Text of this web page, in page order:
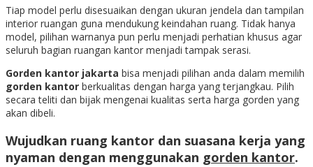
Tiap model perlu disesuaikan dengan ukuran jendela dan tampilan
interior ruangan guna mendukung keindahan ruang. Tidak hanya
model, pilihan warnanya pun perlu menjadi perhatian khusus agar
seluruh bagian ruangan kantor menjadi tampak serasi.
Gorden kantor jakarta bisa menjadi pilihan anda dalam memilih
gorden kantor berkualitas dengan harga yang terjangkau. Pilih
secara teliti dan bijak mengenai kualitas serta harga gorden yang
akan dibeli.
Wujudkan ruang kantor dan suasana kerja yang
nyaman dengan menggunakan gorden kantor.